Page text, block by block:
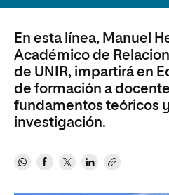
En esta línea, Manuel
Académico de
de UNIR, impartirá en
de formación a
fundamentos teóricos
investigación.